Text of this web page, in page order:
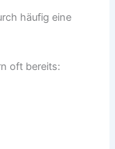
häufig eine
oft bereits: